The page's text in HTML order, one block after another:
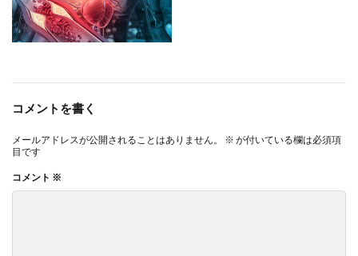
コメントを書く
メールアドレスが公開されることはありません。 ※ が付いている欄は必須項
目です
コメント ※